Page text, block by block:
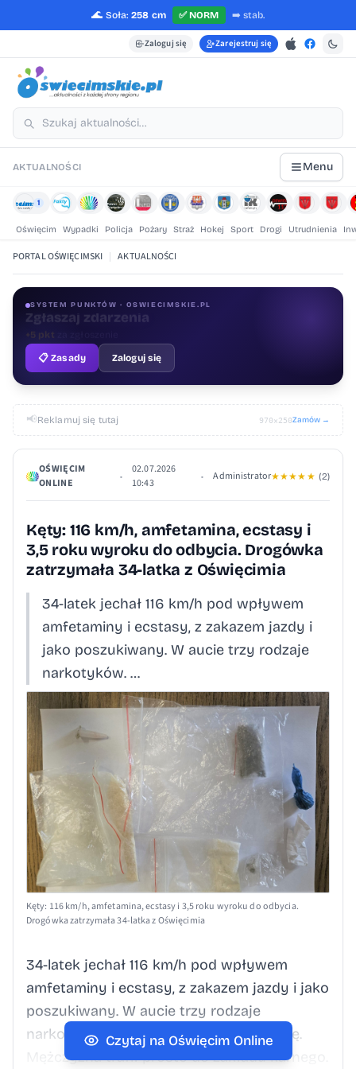
🌊 Soła: 258 cm ✅NORM ➡️ stab.
Zaloguj się Zarejestruj się
AKTUALNOŚCI Menu
1
Oświęcim Wypadki Policja Pożary Straż Hokej Sport Drogi Utrudnienia
PORTAL OŚWIĘCIMSKI | AKTUALNOŚCI
SYSTEM PUNKTÓW · OSWIECIMSKIE.PL
Oceniaj treści
+1 pkt za ocenę
📋 Zasady
Zaloguj się
📢Reklamuj się tutaj 970×250Zamów →
OŚWIĘCIM
ONLINE
•
02.07.2026
10:43
• Administrator★★★★ ★ (2)
Kęty: 116 km/h, amfetamina, ecstasy i
3,5 roku wyroku do odbycia. Drogówka
zatrzymała 34-latka z Oświęcimia
34-latek jechał 116 km/h pod wpływem
amfetaminy i ecstasy, z zakazem jazdy i
jako poszukiwany. W aucie trzy rodzaje
narkotyków. …
Kęty: 116 km/h, amfetamina, ecstasy i 3,5 roku wyroku do odbycia.
Drogówka zatrzymała 34-latka z Oświęcimia
34-latek jechał 116 km/h pod wpływem
amfetaminy i ecstasy, z zakazem jazdy i jako
poszukiwany. W aucie trzy rodzaje
narkotyków. Pasażerka miała marihuanę.
Mężczyzna trafił prosto do zakładu karnego.
Czytaj na Oświęcim Online